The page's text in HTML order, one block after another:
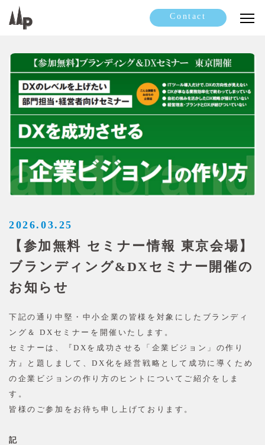
Contact
2026.03.25
【参加無料 セミナー情報 東京会場】
ブランディング&DXセミナー開催の
お知らせ
下記の通り中堅・中小企業の皆様を対象にしたブランディ
ング＆ DXセミナーを開催いたします。
セミナーは、『DXを成功させる「企業ビジョン」の作り
方』と題しまして、DX化を経営戦略として成功に導くため
の企業ビジョンの作り方のヒントについてご紹介をしま
す。
皆様のご参加をお待ち申し上げております。
記